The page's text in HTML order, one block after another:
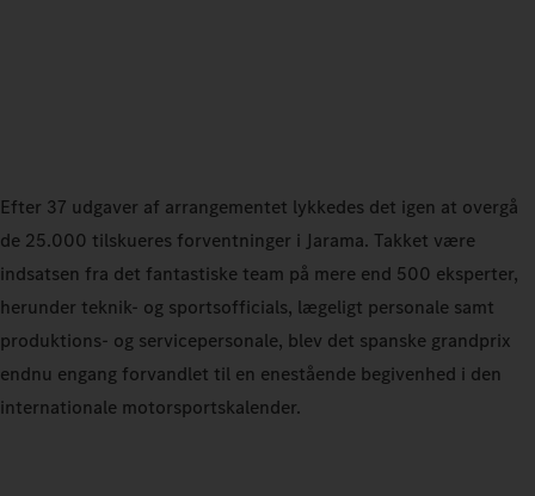
Efter 37 udgaver af arrangementet lykkedes det igen at overgå
de 25.000 tilskueres forventninger i Jarama. Takket være
indsatsen fra det fantastiske team på mere end 500 eksperter,
herunder teknik- og sportsofficials, lægeligt personale samt
produktions- og servicepersonale, blev det spanske grandprix
endnu engang forvandlet til en enestående begivenhed i den
internationale motorsportskalender.